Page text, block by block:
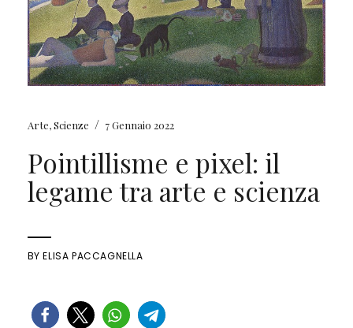
Arte,Scienze / 7 Gennaio 2022
Pointillisme e pixel: il
legame tra arte e scienza
BYELISA PACCAGNELLA